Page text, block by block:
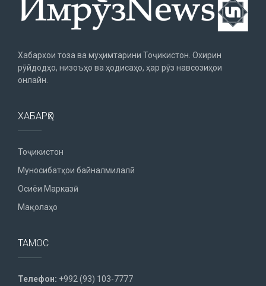
Хабархои тоза ва муҳимтарини Тоҷикистон. Охирин
рӯйдодҳо, низоъҳо ва ҳодисаҳо, ҳар рӯз навсозиҳои
онлайн.
ХАБАРҲО
Тоҷикистон
Муносибатҳои байналмилалӣ
Осиёи Марказӣ
Мақолаҳо
ТАМОС
Телефон: +992 (93) 103-7777